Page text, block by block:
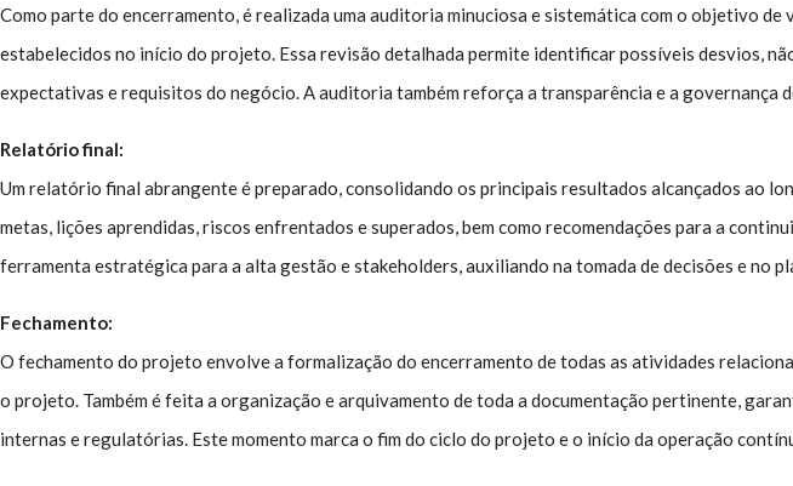
Como parte do encerramento, é realizada uma auditoria minuciosa e sistemática com o objetivo
estabelecidos no início do projeto. Essa revisão detalhada permite identificar possíveis desvios,
expectativas e requisitos do negócio. A auditoria também reforça a transparência e a
Relatório final:
Um relatório final abrangente é preparado, consolidando os principais resultados alcançados ao
metas, lições aprendidas, riscos enfrentados e superados, bem como recomendações para a
ferramenta estratégica para a alta gestão e stakeholders, auxiliando na tomada de decisões e no
Fechamento:
O fechamento do projeto envolve a formalização do encerramento de todas as atividades
o projeto. Também é feita a organização e arquivamento de toda a documentação pertinente,
internas e regulatórias. Este momento marca o fim do ciclo do projeto e o início da operação